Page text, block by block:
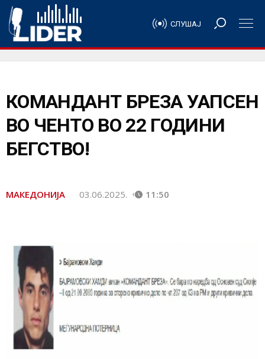
СЛУШАЈ
КОМАНДАНТ БРЕЗА УАПСЕН
ВО ЧЕНТО ВО 22 ГОДИНИ
БЕГСТВО!
МАКЕДОНИЈА 03.06.2025. 11:50